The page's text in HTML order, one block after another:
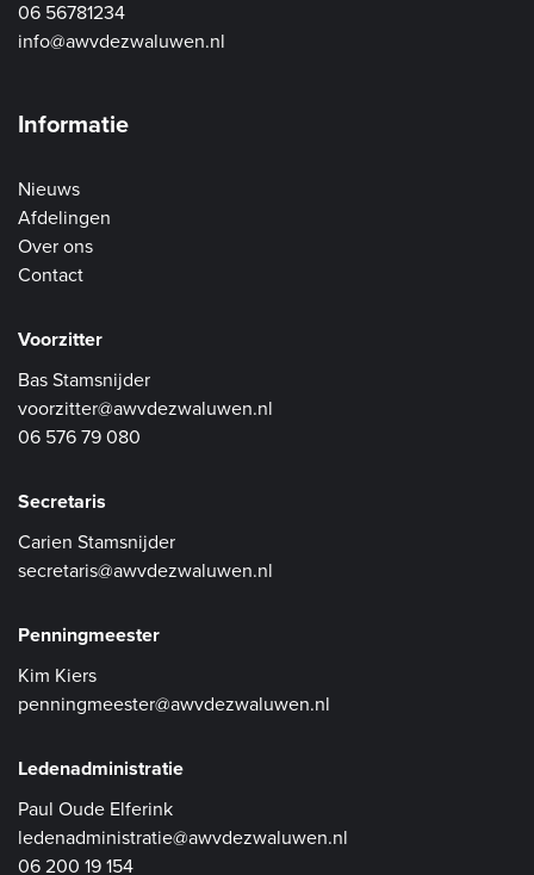
06 56781234
info@awvdezwaluwen.nl
Informatie
Nieuws
Afdelingen
Over ons
Contact
Voorzitter
Bas Stamsnijder
voorzitter@awvdezwaluwen.nl
06 576 79 080
Secretaris
Carien Stamsnijder
secretaris@awvdezwaluwen.nl
Penningmeester
Kim Kiers
penningmeester@awvdezwaluwen.nl
Ledenadministratie
Paul Oude Elferink
ledenadministratie@awvdezwaluwen.nl
06 200 19 154